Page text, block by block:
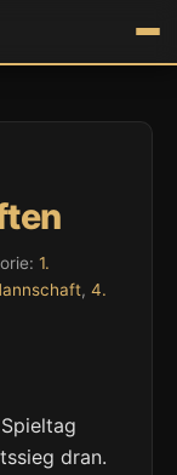
1.
, 4.
dran.